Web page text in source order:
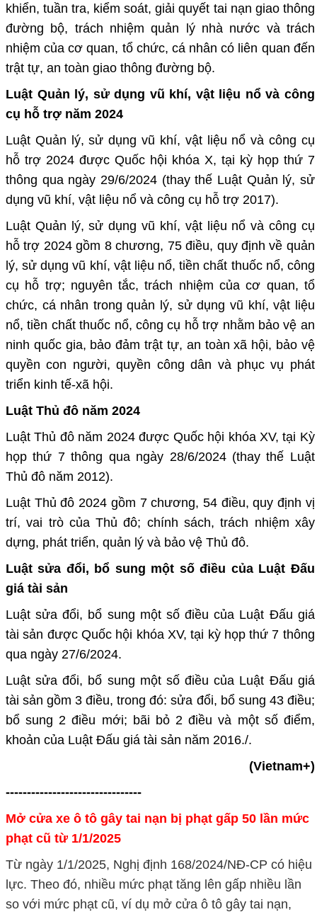
khiển, tuần tra, kiểm soát, giải quyết tai nạn giao thông
đường bộ, trách nhiệm quản lý nhà nước và trách
nhiệm của cơ quan, tổ chức, cá nhân có liên quan đến
trật tự, an toàn giao thông đường bộ.
Luật Quản lý, sử dụng vũ khí, vật liệu nổ và công
cụ hỗ trợ năm 2024
Luật Quản lý, sử dụng vũ khí, vật liệu nổ và công cụ
hỗ trợ 2024 được Quốc hội khóa X, tại kỳ họp thứ 7
thông qua ngày 29/6/2024 (thay thế Luật Quản lý, sử
dụng vũ khí, vật liệu nổ và công cụ hỗ trợ 2017).
Luật Quản lý, sử dụng vũ khí, vật liệu nổ và công cụ
hỗ trợ 2024 gồm 8 chương, 75 điều, quy định về quản
lý, sử dụng vũ khí, vật liệu nổ, tiền chất thuốc nổ, công
cụ hỗ trợ; nguyên tắc, trách nhiệm của cơ quan, tổ
chức, cá nhân trong quản lý, sử dụng vũ khí, vật liệu
nổ, tiền chất thuốc nổ, công cụ hỗ trợ nhằm bảo vệ an
ninh quốc gia, bảo đảm trật tự, an toàn xã hội, bảo vệ
quyền con người, quyền công dân và phục vụ phát
triển kinh tế-xã hội.
Luật Thủ đô năm 2024
Luật Thủ đô năm 2024 được Quốc hội khóa XV, tại Kỳ
họp thứ 7 thông qua ngày 28/6/2024 (thay thế Luật
Thủ đô năm 2012).
Luật Thủ đô 2024 gồm 7 chương, 54 điều, quy định vị
trí, vai trò của Thủ đô; chính sách, trách nhiệm xây
dựng, phát triển, quản lý và bảo vệ Thủ đô.
Luật sửa đổi, bổ sung một số điều của Luật Đấu
giá tài sản
Luật sửa đổi, bổ sung một số điều của Luật Đấu giá
tài sản được Quốc hội khóa XV, tại kỳ họp thứ 7 thông
qua ngày 27/6/2024.
Luật sửa đổi, bổ sung một số điều của Luật Đấu giá
tài sản gồm 3 điều, trong đó: sửa đổi, bổ sung 43 điều;
bổ sung 2 điều mới; bãi bỏ 2 điều và một số điểm,
khoản của Luật Đấu giá tài sản năm 2016./.
(Vietnam+)
--------------------------------
Mở cửa xe ô tô gây tai nạn bị phạt gấp 50 lần mức
phạt cũ từ 1/1/2025
Từ ngày 1/1/2025, Nghị định 168/2024/NĐ-CP có hiệu
lực. Theo đó, nhiều mức phạt tăng lên gấp nhiều lần
so với mức phạt cũ, ví dụ mở cửa ô tô gây tai nạn,